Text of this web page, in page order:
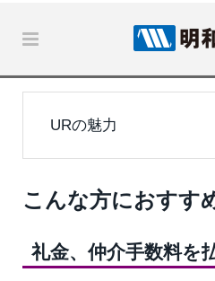
URの魅力
こんな方におすす
礼金、仲介手数料を